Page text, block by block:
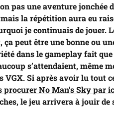
pas une aventure jonchée
la répétition aura eu
je continuais de jouer.
ça peut être une bonne ou
dans le gameplay fait que
s’attendaient, même
VGX. Si après avoir lu tout
procurer No Man’s Sky par
le jeu arrivera à jouir